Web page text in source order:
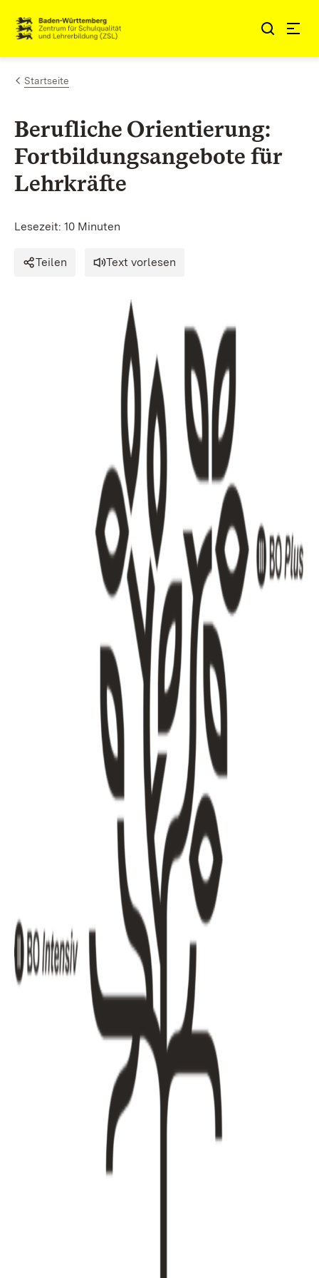
Zum Inhalt springen
Link zur Startseite
Startseite
Berufliche Orientierung:
Fortbildungsangebote für
Lehrkräfte
Lesezeit: 10 Minuten
Teilen Text vorlesen